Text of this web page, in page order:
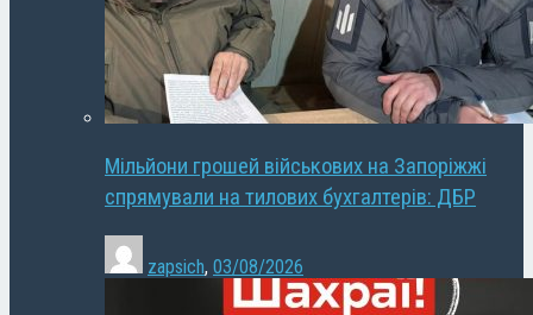
Мільйони грошей військових на Запоріжжі
спрямували на тилових бухгалтерів: ДБР
zapsich, 03/08/2026